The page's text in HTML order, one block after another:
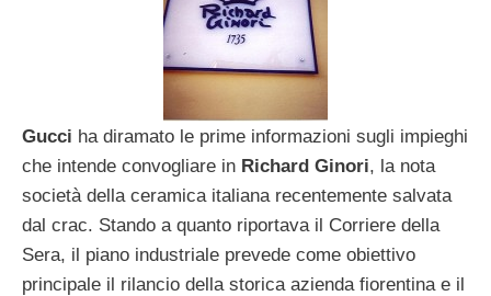
Gucci ha diramato le prime informazioni sugli impieghi
che intende convogliare in Richard Ginori, la nota
società della ceramica italiana recentemente salvata
dal crac. Stando a quanto riportava il Corriere della
Sera, il piano industriale prevede come obiettivo
principale il rilancio della storica azienda fiorentina e il